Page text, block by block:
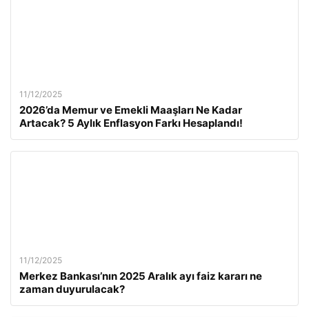
11/12/2025
2026’da Memur ve Emekli Maaşları Ne Kadar
Artacak? 5 Aylık Enflasyon Farkı Hesaplandı!
11/12/2025
Merkez Bankası’nın 2025 Aralık ayı faiz kararı ne
zaman duyurulacak?